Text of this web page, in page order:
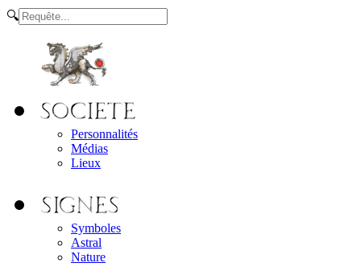
🔍
Personnalités
Médias
Lieux
Symboles
Astral
Nature